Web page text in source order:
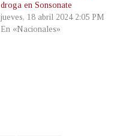
droga en Sonsonate
jueves, 18 abril 2024 2:05 PM
En «Nacionales»